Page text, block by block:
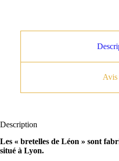
Avis
Description
Les « bretelles de Léon » sont
situé à Lyon.